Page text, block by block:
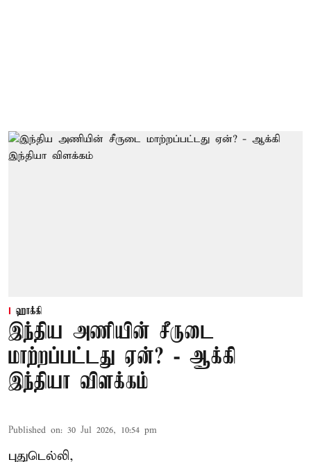
ஹாக்கி
இந்திய அணியின் சீருடை
மாற்றப்பட்டது ஏன்? - ஆக்கி
இந்தியா விளக்கம்
Published on: 30 Jul 2026, 10:54 pm
புதுடெல்லி,